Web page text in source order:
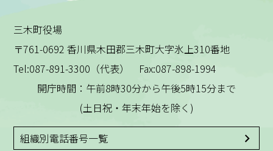
三木町役場
〒761-0692 香川県木田郡三木町大字氷上310番地
Tel:087-891-3300（代表） Fax:087-898-1994
開庁時間：午前8時30分から午後5時15分まで
(土日祝・年末年始を除く)
組織別電話番号一覧